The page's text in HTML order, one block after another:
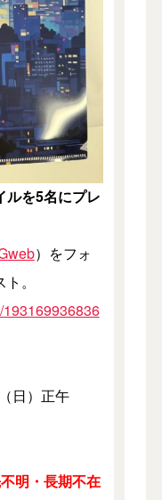
ルを5名にプレ
）をフォ
。
193169936836
日）正午
明・長期不在